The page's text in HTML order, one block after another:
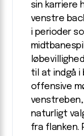
sin karriere
venstre
i perioder
til at indgå i
offensive
naturligt
fra flanken.